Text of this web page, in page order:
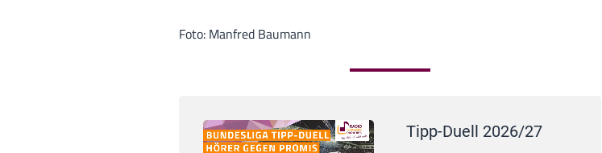
Foto: Manfred Baumann
Tipp-Duell 2026/27